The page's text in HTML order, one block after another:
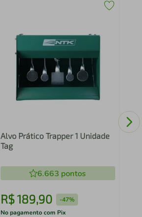
Alvo Prático Trapper 1 Unidade
Tag
6.663 pontos
R$189,90 -47%
No pagamento com Pix